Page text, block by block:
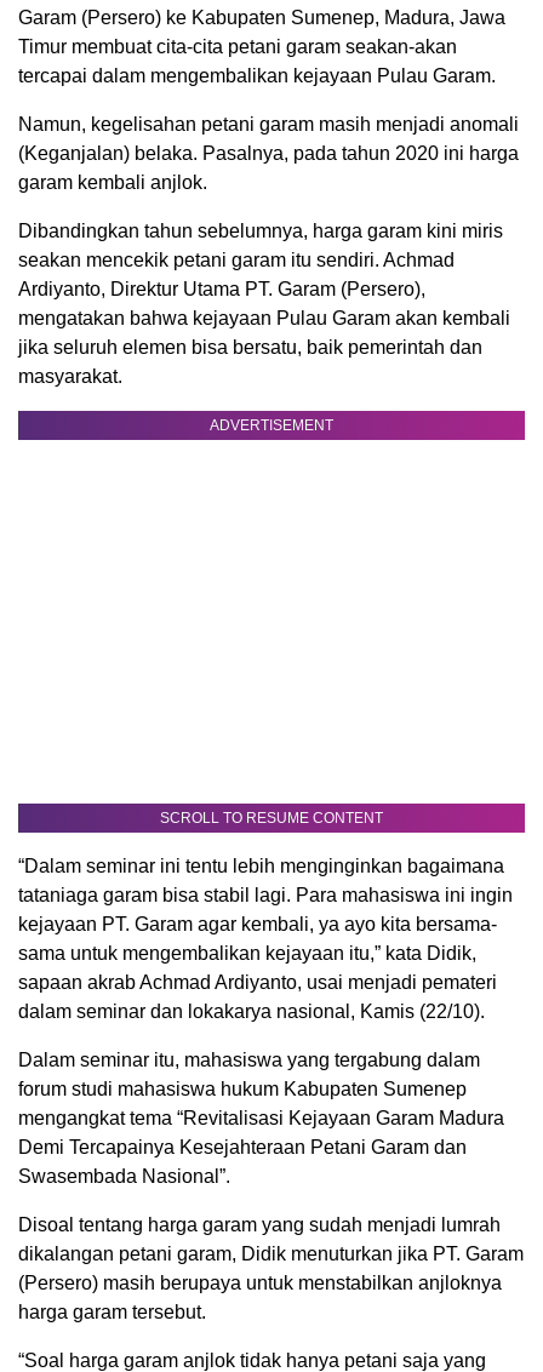
Garam (Persero) ke Kabupaten Sumenep, Madura, Jawa
Timur membuat cita-cita petani garam seakan-akan
tercapai dalam mengembalikan kejayaan Pulau Garam.
Namun, kegelisahan petani garam masih menjadi anomali
(Keganjalan) belaka. Pasalnya, pada tahun 2020 ini harga
garam kembali anjlok.
Dibandingkan tahun sebelumnya, harga garam kini miris
seakan mencekik petani garam itu sendiri. Achmad
Ardiyanto, Direktur Utama PT. Garam (Persero),
mengatakan bahwa kejayaan Pulau Garam akan kembali
jika seluruh elemen bisa bersatu, baik pemerintah dan
masyarakat.
ADVERTISEMENT
SCROLL TO RESUME CONTENT
“Dalam seminar ini tentu lebih menginginkan bagaimana
tataniaga garam bisa stabil lagi. Para mahasiswa ini ingin
kejayaan PT. Garam agar kembali, ya ayo kita bersama-
sama untuk mengembalikan kejayaan itu,” kata Didik,
sapaan akrab Achmad Ardiyanto, usai menjadi pemateri
dalam seminar dan lokakarya nasional, Kamis (22/10).
Dalam seminar itu, mahasiswa yang tergabung dalam
forum studi mahasiswa hukum Kabupaten Sumenep
mengangkat tema “Revitalisasi Kejayaan Garam Madura
Demi Tercapainya Kesejahteraan Petani Garam dan
Swasembada Nasional”.
Disoal tentang harga garam yang sudah menjadi lumrah
dikalangan petani garam, Didik menuturkan jika PT. Garam
(Persero) masih berupaya untuk menstabilkan anjloknya
harga garam tersebut.
“Soal harga garam anjlok tidak hanya petani saja yang